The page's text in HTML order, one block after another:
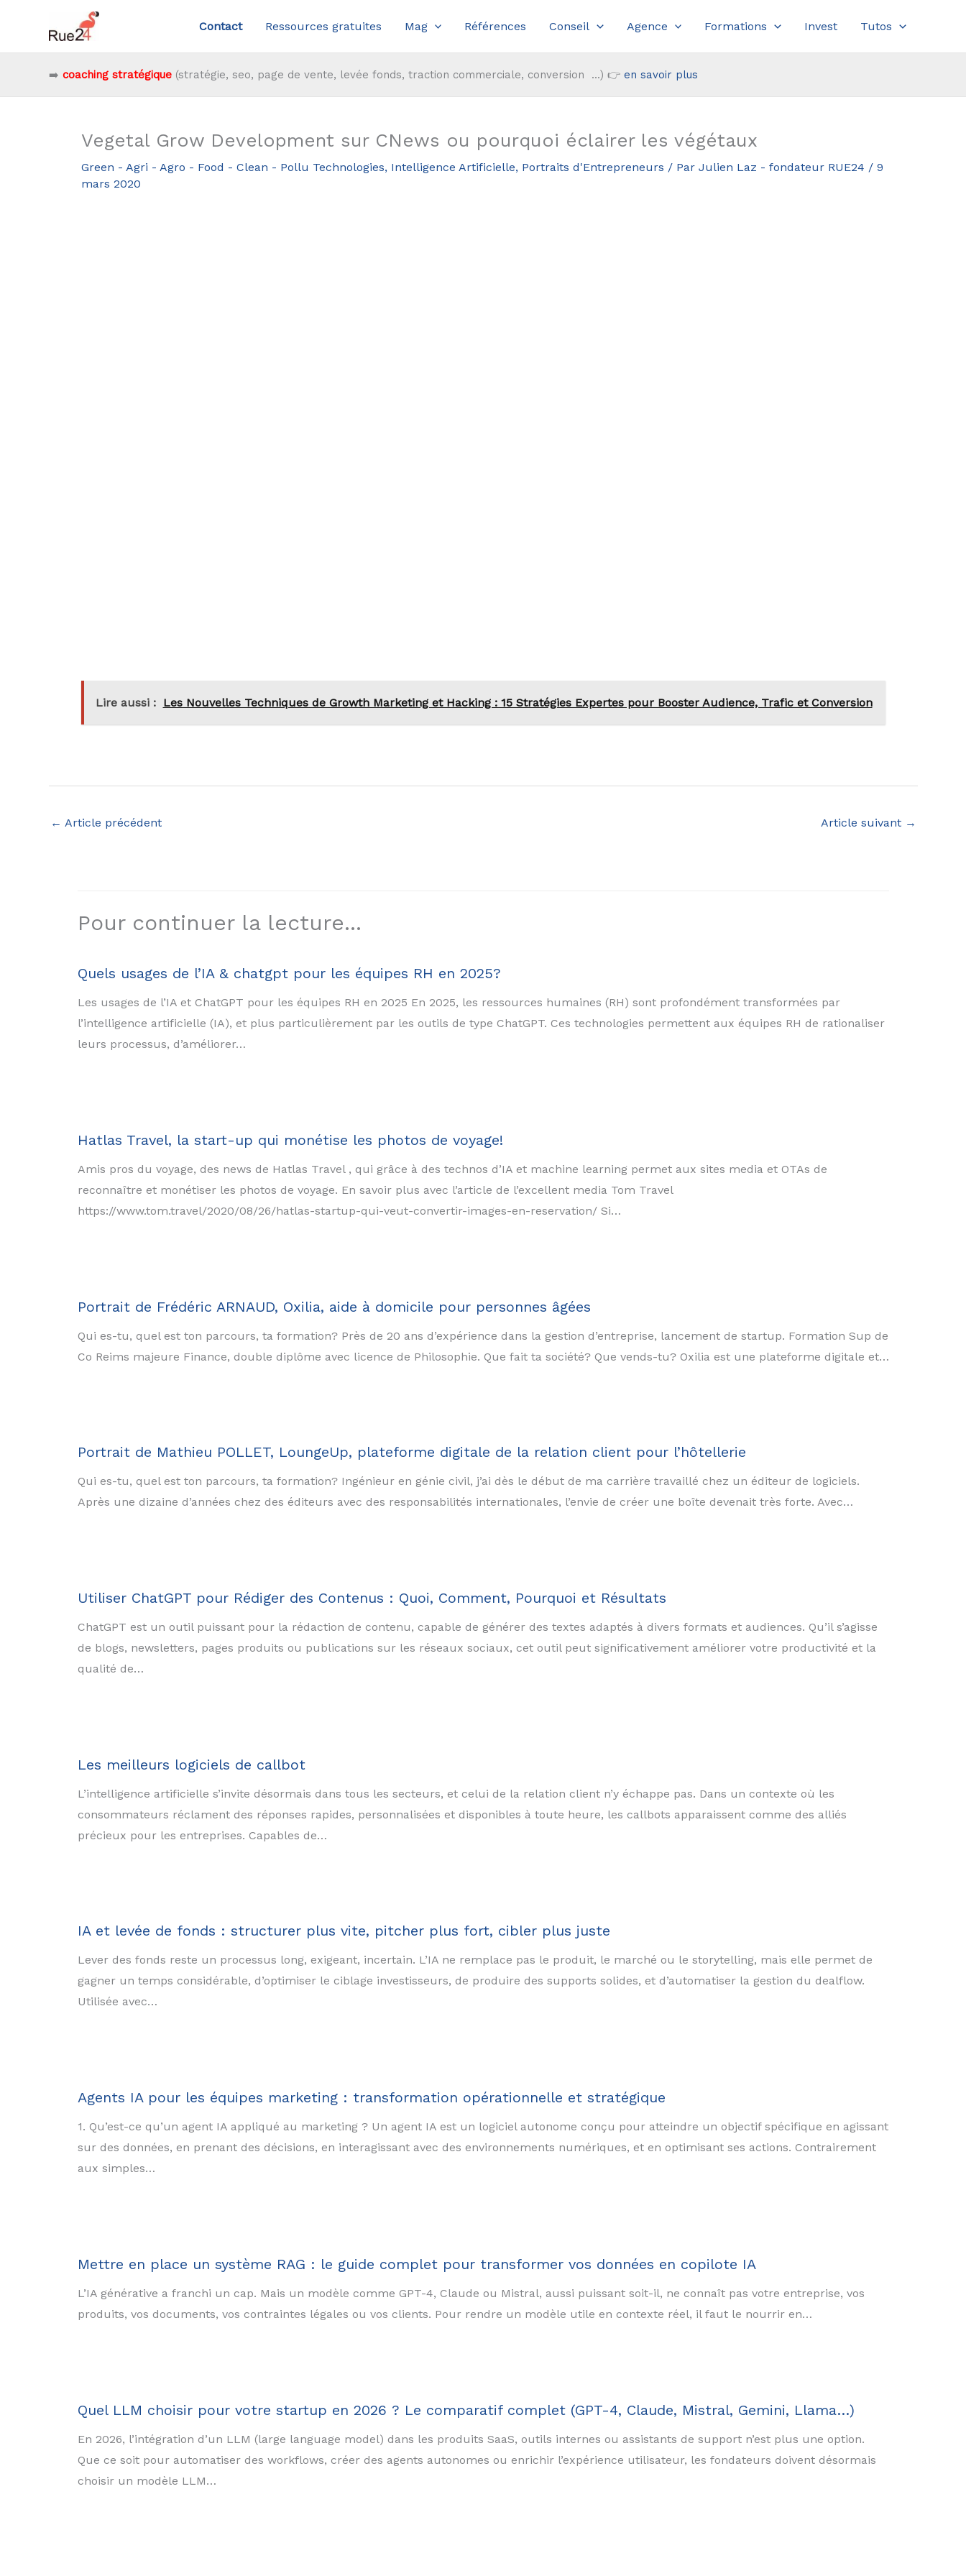
contenu
Contact Ressources gratuites Mag Références Conseil Agence Formations Invest Tutos
➡️ coaching stratégique(stratégie, seo, page de vente, levée fonds, traction commerciale, conversion ...) 👉 en savoir plus
Vegetal Grow Development sur CNews ou pourquoi éclairer les végétaux
Green - Agri - Agro - Food - Clean - Pollu Technologies, Intelligence Artificielle, Portraits d'Entrepreneurs / Par Julien Laz - fondateur RUE24 / 9
mars 2020
Lire aussi : Les Nouvelles Techniques de Growth Marketing et Hacking : 15 Stratégies Expertes pour Booster Audience, Trafic et Conversion
← Article précédent Article suivant →
Pour continuer la lecture...
Quels usages de l’IA & chatgpt pour les équipes RH en 2025?
Les usages de l’IA et ChatGPT pour les équipes RH en 2025 En 2025, les ressources humaines (RH) sont profondément transformées par
l’intelligence artificielle (IA), et plus particulièrement par les outils de type ChatGPT. Ces technologies permettent aux équipes RH de rationaliser
leurs processus, d’améliorer…
Hatlas Travel, la start-up qui monétise les photos de voyage!
Amis pros du voyage, des news de Hatlas Travel , qui grâce à des technos d’IA et machine learning permet aux sites media et OTAs de
reconnaître et monétiser les photos de voyage. En savoir plus avec l’article de l’excellent media Tom Travel
https://www.tom.travel/2020/08/26/hatlas-startup-qui-veut-convertir-images-en-reservation/ Si…
Portrait de Frédéric ARNAUD, Oxilia, aide à domicile pour personnes âgées
Qui es-tu, quel est ton parcours, ta formation? Près de 20 ans d’expérience dans la gestion d’entreprise, lancement de startup. Formation Sup de
Co Reims majeure Finance, double diplôme avec licence de Philosophie. Que fait ta société? Que vends-tu? Oxilia est une plateforme digitale et…
Portrait de Mathieu POLLET, LoungeUp, plateforme digitale de la relation client pour l’hôtellerie
Qui es-tu, quel est ton parcours, ta formation? Ingénieur en génie civil, j’ai dès le début de ma carrière travaillé chez un éditeur de logiciels.
Après une dizaine d’années chez des éditeurs avec des responsabilités internationales, l’envie de créer une boîte devenait très forte. Avec…
Utiliser ChatGPT pour Rédiger des Contenus : Quoi, Comment, Pourquoi et Résultats
ChatGPT est un outil puissant pour la rédaction de contenu, capable de générer des textes adaptés à divers formats et audiences. Qu’il s’agisse
de blogs, newsletters, pages produits ou publications sur les réseaux sociaux, cet outil peut significativement améliorer votre productivité et la
qualité de…
Les meilleurs logiciels de callbot
L’intelligence artificielle s’invite désormais dans tous les secteurs, et celui de la relation client n’y échappe pas. Dans un contexte où les
consommateurs réclament des réponses rapides, personnalisées et disponibles à toute heure, les callbots apparaissent comme des alliés
précieux pour les entreprises. Capables de…
IA et levée de fonds : structurer plus vite, pitcher plus fort, cibler plus juste
Lever des fonds reste un processus long, exigeant, incertain. L’IA ne remplace pas le produit, le marché ou le storytelling, mais elle permet de
gagner un temps considérable, d’optimiser le ciblage investisseurs, de produire des supports solides, et d’automatiser la gestion du dealflow.
Utilisée avec…
Agents IA pour les équipes marketing : transformation opérationnelle et stratégique
1. Qu’est-ce qu’un agent IA appliqué au marketing ? Un agent IA est un logiciel autonome conçu pour atteindre un objectif spécifique en agissant
sur des données, en prenant des décisions, en interagissant avec des environnements numériques, et en optimisant ses actions. Contrairement
aux simples…
Mettre en place un système RAG : le guide complet pour transformer vos données en copilote IA
L’IA générative a franchi un cap. Mais un modèle comme GPT-4, Claude ou Mistral, aussi puissant soit-il, ne connaît pas votre entreprise, vos
produits, vos documents, vos contraintes légales ou vos clients. Pour rendre un modèle utile en contexte réel, il faut le nourrir en…
Quel LLM choisir pour votre startup en 2026 ? Le comparatif complet (GPT-4, Claude, Mistral, Gemini, Llama…)
En 2026, l’intégration d’un LLM (large language model) dans les produits SaaS, outils internes ou assistants de support n’est plus une option.
Que ce soit pour automatiser des workflows, créer des agents autonomes ou enrichir l’expérience utilisateur, les fondateurs doivent désormais
choisir un modèle LLM…